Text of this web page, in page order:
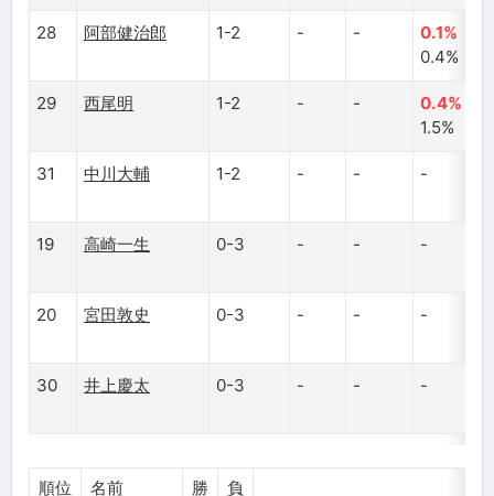
28 阿部健治郎 1-2 - -
0.1%
0.4%
29 西尾明 1-2 - -
0.4%
1.5%
31 中川大輔 1-2 - - -
19 高崎一生 0-3 - - -
20 宮田敦史 0-3 - - -
30 井上慶太 0-3 - - -
順位 名前 勝 負